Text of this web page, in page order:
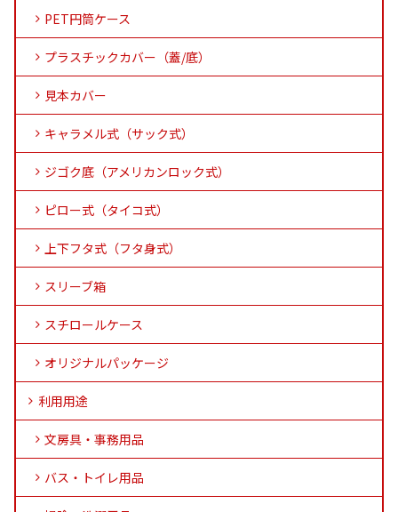
PET円筒ケース
プラスチックカバー（蓋/底）
見本カバー
キャラメル式（サック式）
ジゴク底（アメリカンロック式）
ピロー式（タイコ式）
上下フタ式（フタ身式）
スリーブ箱
スチロールケース
オリジナルパッケージ
利用用途
文房具・事務用品
バス・トイレ用品